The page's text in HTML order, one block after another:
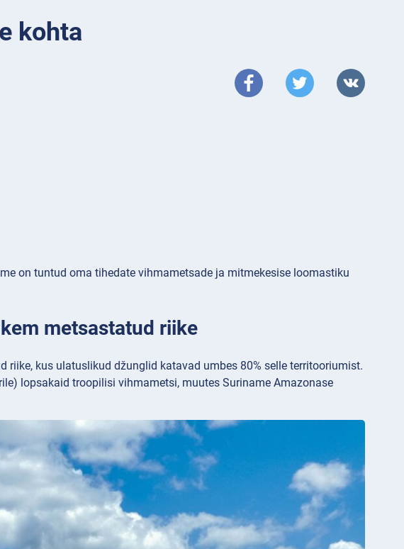
kohta
on tuntud oma tihedate vihmametsade ja mitmekesise loomastiku
metsastatud riike
kus ulatuslikud džunglid katavad umbes 80% selle territooriumist.
lopsakaid troopilisi vihmametsi, muutes Suriname Amazonase